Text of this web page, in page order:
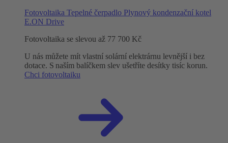
Fotovoltaika Tepelné čerpadlo Plynový kondenzační kotel
E.ON Drive
Fotovoltaika se slevou až 77 700 Kč
U nás můžete mít vlastní solární elektrárnu levnější i bez
dotace. S naším balíčkem slev ušetříte desítky tisíc korun.
Chci fotovoltaiku